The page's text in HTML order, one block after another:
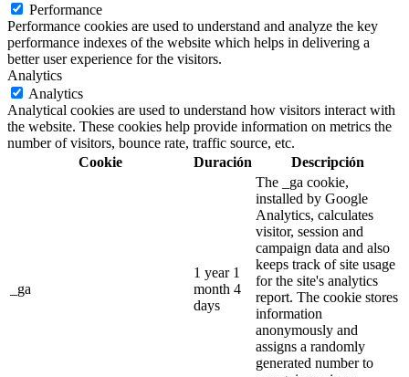
Performance
Performance cookies are used to understand and analyze the key
performance indexes of the website which helps in delivering a
better user experience for the visitors.
Analytics
Analytics
Analytical cookies are used to understand how visitors interact with
the website. These cookies help provide information on metrics the
number of visitors, bounce rate, traffic source, etc.
Cookie
Duración Descripción
_ga
1 year 1
month 4
days
The _ga cookie,
installed by Google
Analytics, calculates
visitor, session and
campaign data and also
keeps track of site usage
for the site's analytics
report. The cookie stores
information
anonymously and
assigns a randomly
generated number to